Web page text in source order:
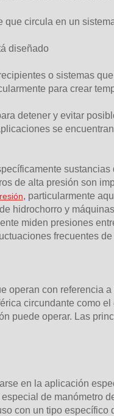
que circula en un
diseñado
o sistemas
para crear
detener y evitar
se
de alta presión son
, particularmente
hidrochorro y
miden presiones
frecuentes de
operan con referencia
circundante como
puede operar. Las
en la aplicación
de manómetro
con un tipo específico